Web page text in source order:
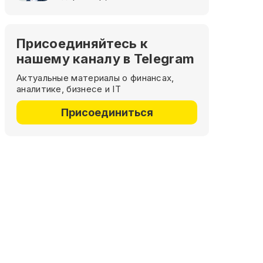
Присоединяйтесь к
нашему каналу в Telegram
Актуальные материалы о финансах,
аналитике, бизнесе и IT
Присоединиться